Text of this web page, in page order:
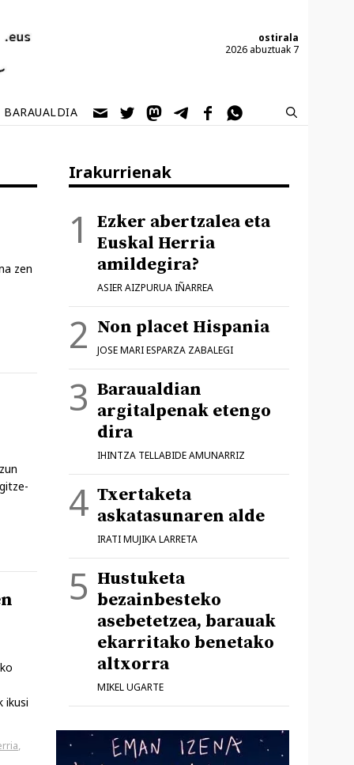
ostirala
2026 abuztuak 7
BARAUALDIA
zen
ikusi
,
Irakurrienak
Ezker abertzalea eta
Euskal Herria
amildegira?
ASIER AIZPURUA IÑARREA
Non placet Hispania
JOSE MARI ESPARZA ZABALEGI
Baraualdian
argitalpenak etengo
dira
IHINTZA TELLABIDE AMUNARRIZ
Txertaketa
askatasunaren alde
IRATI MUJIKA LARRETA
Hustuketa
bezainbesteko
asebetetzea, barauak
ekarritako benetako
altxorra
MIKEL UGARTE